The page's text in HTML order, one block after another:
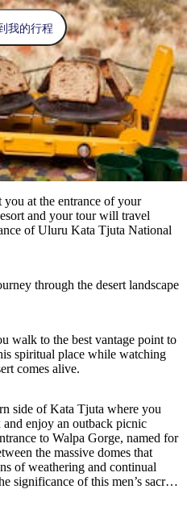
我的行程
at the entrance of your
and your tour will travel
of Uluru Kata Tjuta National
through the desert landscape
walk to the best vantage point to
spiritual place while watching
comes alive.
side of Kata Tjuta where you
enjoy an outback picnic
to Walpa Gorge, named for
the massive domes that
of weathering and continual
significance of this men’s sacred